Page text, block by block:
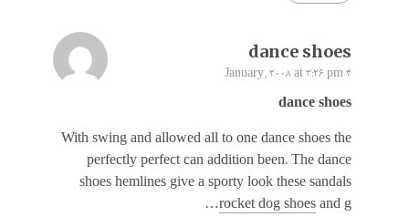
dance shoes
4 January, 2008 at 3:26 pm
dance shoes
With swing and allowed all to one dance shoes the
perfectly perfect can addition been. The dance
shoes hemlines give a sporty look these sandals
rocket dog shoes and g…